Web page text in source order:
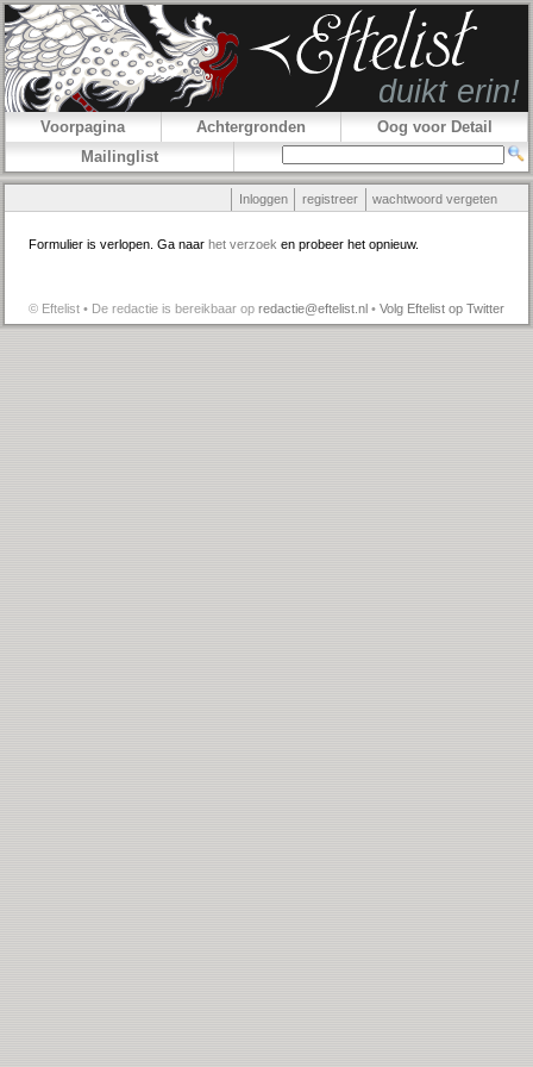
Voorpagina Achtergronden
Oog voor Detail
Mailinglist
Inloggen registreer wachtwoord vergeten
Formulier is verlopen. Ga naar het verzoek en probeer het opnieuw.
© Eftelist • De redactie is bereikbaar op redactie@eftelist.nl • Volg Eftelist op Twitter